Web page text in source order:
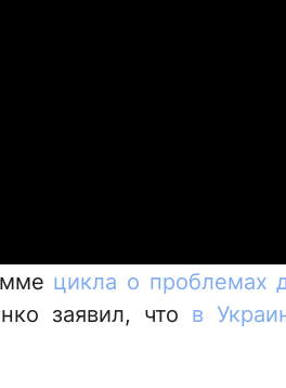
цикла о проблемах
заявил, что в